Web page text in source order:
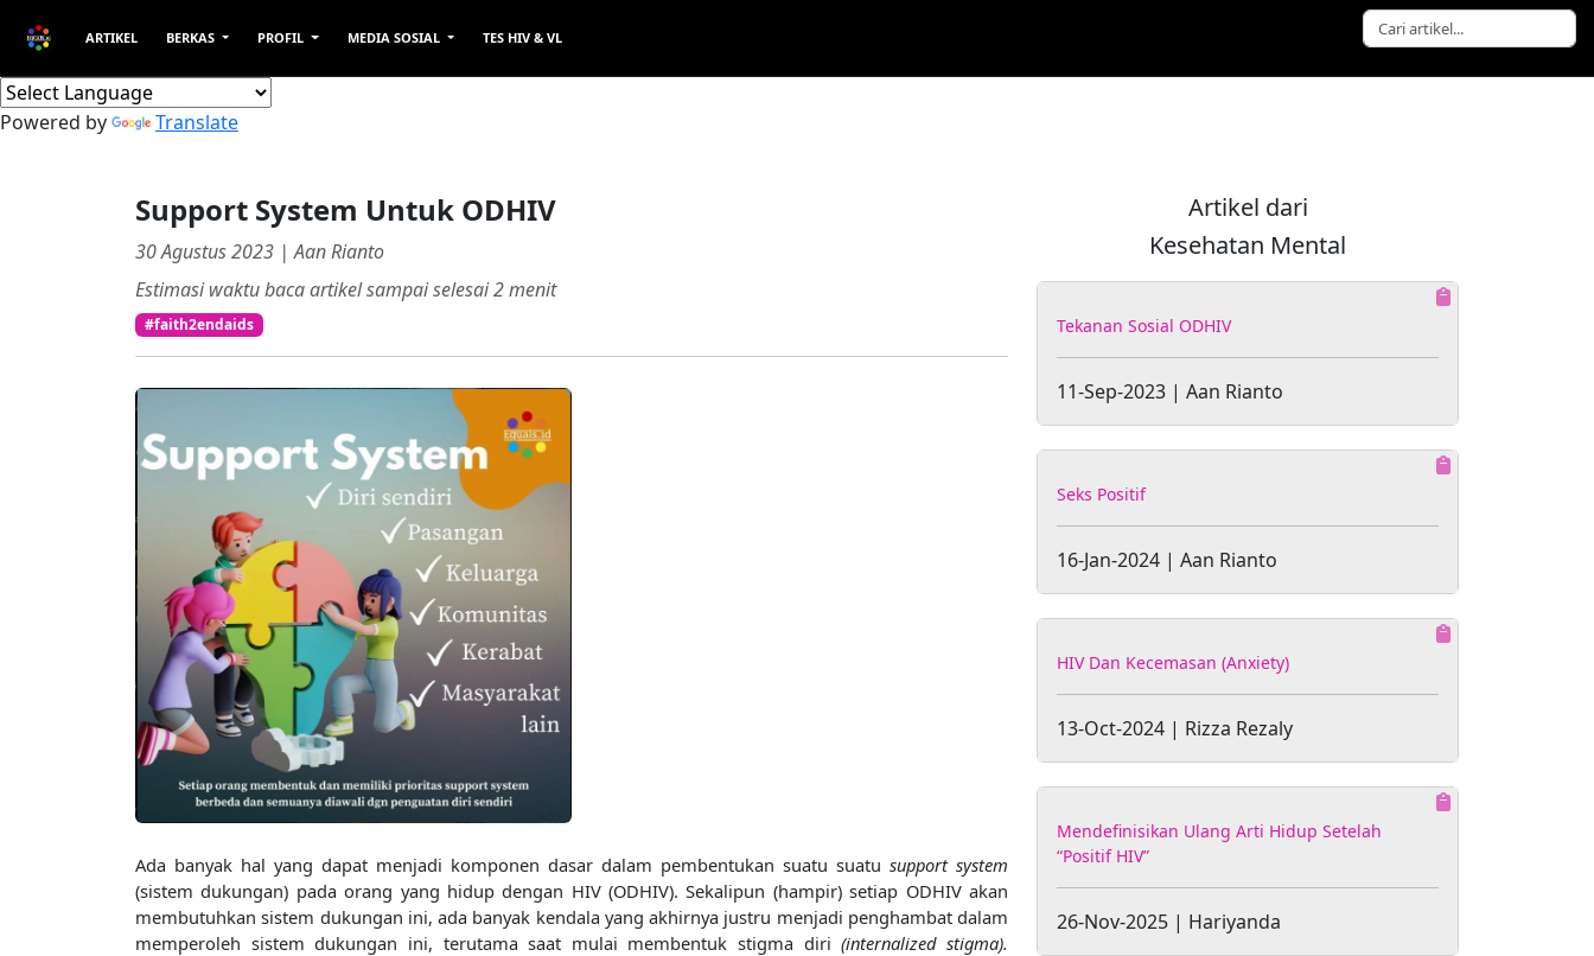
ARTIKEL BERKAS PROFIL MEDIA SOSIAL TES HIV & VL
Powered by Translate
Support System Untuk ODHIV
30 Agustus 2023 | Aan Rianto
Estimasi waktu baca artikel sampai selesai2menit
#faith2endaids
Ada banyak hal yang dapat menjadi komponen dasar dalam pembentukan suatu suatu support system
(sistem dukungan) pada orang yang hidup dengan HIV (ODHIV). Sekalipun (hampir) setiap ODHIV akan
membutuhkan sistem dukungan ini, ada banyak kendala yang akhirnya justru menjadi penghambat dalam
memperoleh sistem dukungan ini, terutama saat mulai membentuk stigma diri(internalized stigma).
Artikel dari
Kesehatan Mental
Tekanan Sosial ODHIV
11-Sep-2023 | Aan Rianto
Seks Positif
16-Jan-2024 | Aan Rianto
HIV Dan Kecemasan (Anxiety)
13-Oct-2024 | Rizza Rezaly
Mendefinisikan Ulang Arti Hidup Setelah
“Positif HIV”
26-Nov-2025 | Hariyanda